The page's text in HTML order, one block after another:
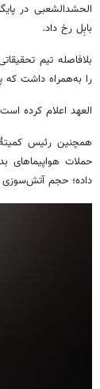
الحشدالشعبیدر
بابِل رخ داد.
بلافاصله تیم
را به‌همراه داشت که
العهد اعلام کرده است که دست‌کم
همچنین رئیس
حملات هواپیماهای
داده؛ حجم آتش‌سوزی